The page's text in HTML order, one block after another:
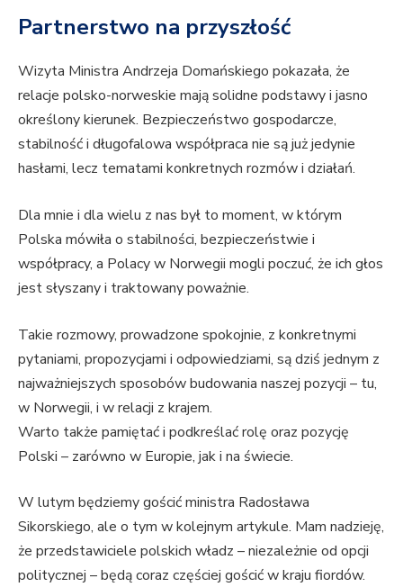
Partnerstwo na przyszłość
Wizyta Ministra Andrzeja Domańskiego pokazała, że
relacje polsko-norweskie mają solidne podstawy i jasno
określony kierunek. Bezpieczeństwo gospodarcze,
stabilność i długofalowa współpraca nie są już jedynie
hasłami, lecz tematami konkretnych rozmów i działań.
Dla mnie i dla wielu z nas był to moment, w którym
Polska mówiła o stabilności, bezpieczeństwie i
współpracy, a Polacy w Norwegii mogli poczuć, że ich głos
jest słyszany i traktowany poważnie.
Takie rozmowy, prowadzone spokojnie, z konkretnymi
pytaniami, propozycjami i odpowiedziami, są dziś jednym z
najważniejszych sposobów budowania naszej pozycji – tu,
w Norwegii, i w relacji z krajem.
Warto także pamiętać i podkreślać rolę oraz pozycję
Polski – zarówno w Europie, jak i na świecie.
W lutym będziemy gościć ministra Radosława
Sikorskiego, ale o tym w kolejnym artykule. Mam nadzieję,
że przedstawiciele polskich władz – niezależnie od opcji
politycznej – będą coraz częściej gościć w kraju fiordów.